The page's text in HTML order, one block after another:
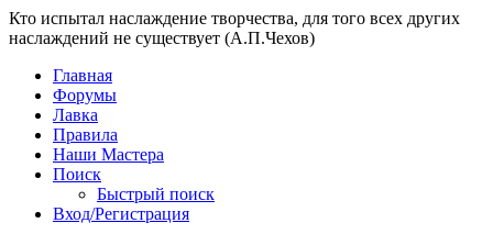
Кто испытал наслаждение творчества, для того всех других
наслаждений не существует (А.П.Чехов)
Главная
Форумы
Лавка
Правила
Наши Мастера
Поиск
Быстрый поиск
Вход/Регистрация